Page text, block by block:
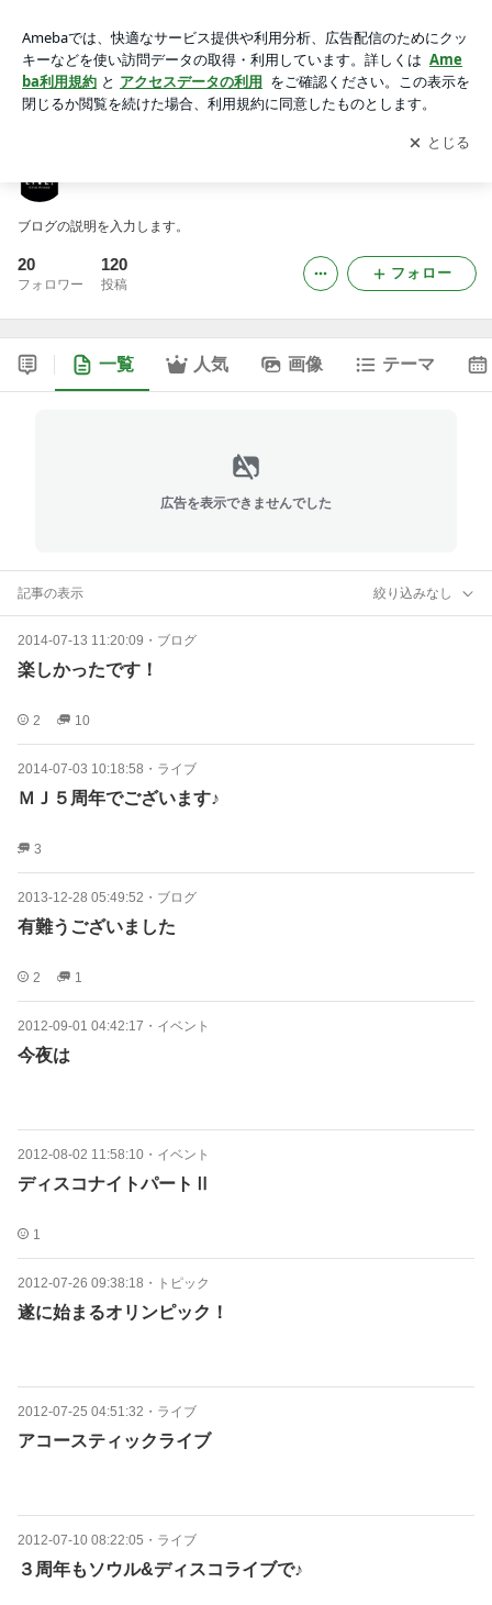
アプリをダウンロードして ブログの更新通知
を受け取りまし
ょう。
開く
ブログの説明を入力します。
20
フォロワー
120
投稿
フォロー
一覧 人気 画像 テーマ
広告を表示できませんでした
記事の表示 絞り込みなし
2014-07-13 11:20:09 ・ ブログ
楽しかったです！
2 10
2014-07-03 10:18:58 ・ ライブ
ＭＪ５周年でございます♪
3
2013-12-28 05:49:52 ・ ブログ
有難うございました
2 1
2012-09-01 04:42:17 ・ イベント
今夜は
2012-08-02 11:58:10 ・ イベント
ディスコナイトパートⅡ
1
2012-07-26 09:38:18 ・ トピック
遂に始まるオリンピック！
2012-07-25 04:51:32 ・ ライブ
アコースティックライブ
2012-07-10 08:22:05 ・ ライブ
３周年もソウル&ディスコライブで♪